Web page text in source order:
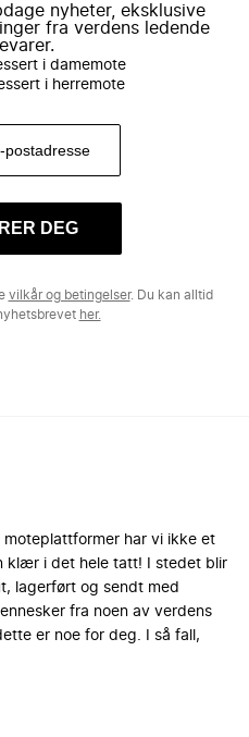
nyheter, eksklusive
fra verdens ledende
i damemote
i herremote
DEG
vilkår og betingelser. Du kan alltid
her.
moteplattformer har vi ikke et
klær i det hele tatt! I stedet blir
lagerført og sendt med
fra noen av verdens
er noe for deg. I så fall,